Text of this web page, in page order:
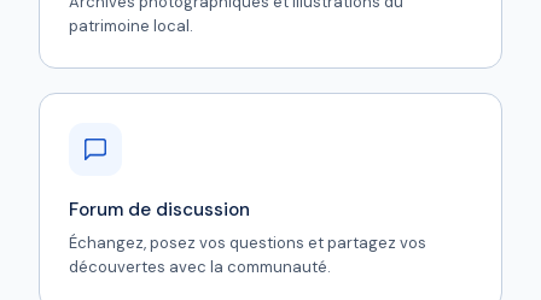
patrimoine local.
Forum de discussion
Échangez, posez vos questions et partagez vos
découvertes avec la communauté.